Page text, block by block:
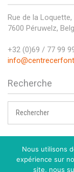
Rue de la Loquette,
7600 Péruwelz,
+32 (0)69 / 77 99
Recherche
Copyright ©
Nous utilisons
expérience sur
site, nous